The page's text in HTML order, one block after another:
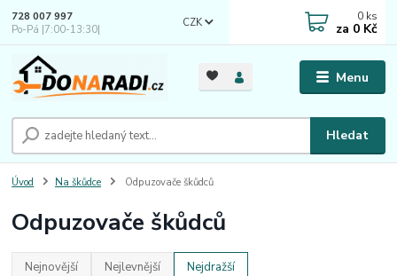
Menu
CZK
Hledat
728 007 997
Po-Pá |7:00-13:30|
0 ks
za 0 Kč
Úvod Na škůdce Odpuzovače škůdců
Odpuzovače škůdců
Nejnovější Nejlevnější Nejdražší